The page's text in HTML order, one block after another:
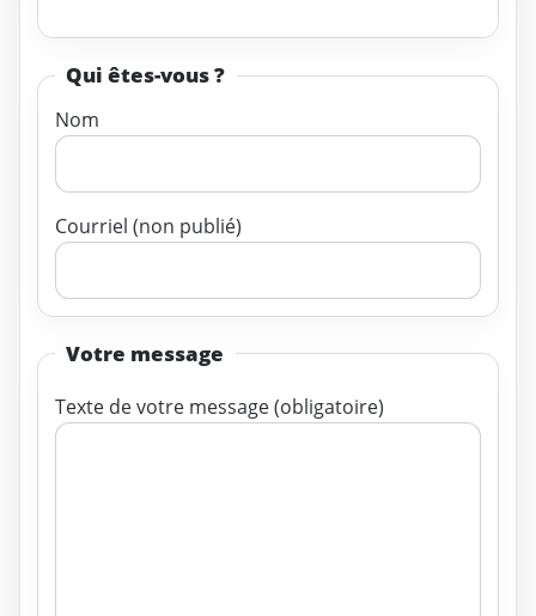
Qui êtes-vous ?
Nom
Courriel (non publié)
Votre message
Texte de votre message (obligatoire)